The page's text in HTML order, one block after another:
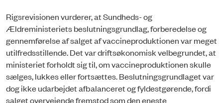
Rigsrevisionen vurderer, at Sundheds- og
Ældreministeriets beslutningsgrundlag, forberedelse og
gen­nemførelse af salget af vaccineproduktionen var meget
utilfredsstillende. Det var driftsøkonomisk velbegrundet, at
ministeriet forholdt sig til, om vaccineproduktionen skulle
sælges, lukkes eller fortsættes. Beslutningsgrundlaget var
dog ikke udarbejdet afbalanceret og fyldestgørende, fordi
salget overvejende fremstod som den eneste